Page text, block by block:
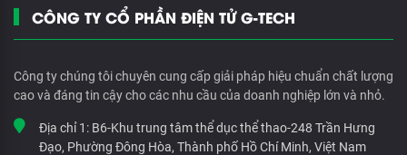
CÔNG TY CỔ PHẦN ĐIỆN TỬ G-TECH
Công ty chúng tôi chuyên cung cấp giải pháp hiệu chuẩn chất lượng
cao và đáng tin cậy cho các nhu cầu của doanh nghiệp lớn và nhỏ.
Địa chỉ 1: B6-Khu trung tâm thể dục thể thao-248 Trần Hưng
Đạo, Phường Đông Hòa, Thành phố Hồ Chí Minh, Việt Nam